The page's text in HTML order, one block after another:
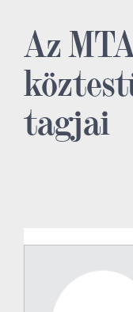
Az MTA
tagjai